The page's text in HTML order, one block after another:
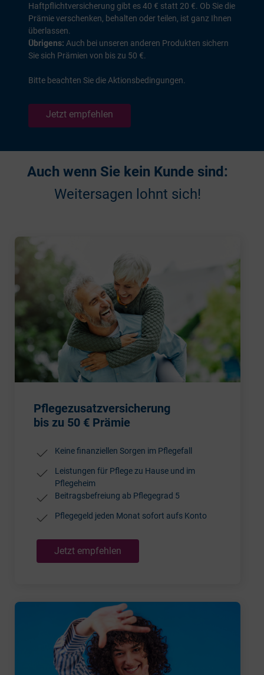
Haftpflichtversicherung gibt es 40 € statt 20 €. Ob Sie die
Prämie verschenken, behalten oder teilen, ist ganz Ihnen
überlassen.
Übrigens: Auch bei unseren anderen Produkten sichern
Sie sich Prämien von bis zu 50 €.
Bitte beachten Sie die Aktionsbedingungen.
Jetzt empfehlen
Auch wenn Sie kein Kunde sind:
Weitersagen lohnt sich!
Pflegezusatzversicherung
bis zu 50 € Prämie
Keine finanziellen Sorgen im Pflegefall
Leistungen für Pflege zu Hause und im
Pflegeheim
Beitragsbefreiung ab Pflegegrad 5
Pflegegeld jeden Monat sofort aufs Konto
Jetzt empfehlen